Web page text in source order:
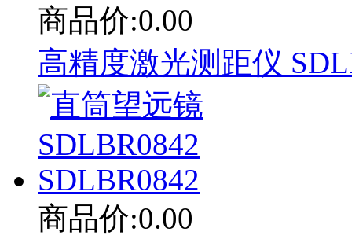
商品价:0.00
高精度激光测距仪
商品价:0.00